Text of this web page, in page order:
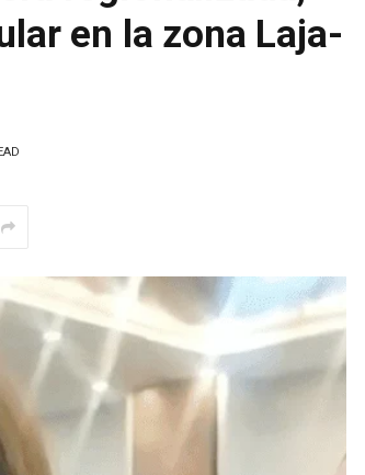
en la zona Laja-